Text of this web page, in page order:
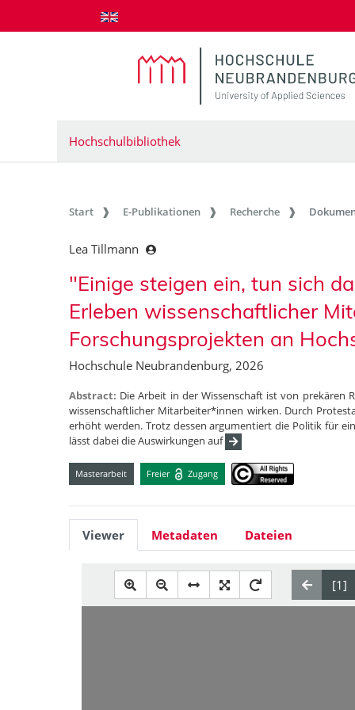
zum Inhalt springen
Hochschulbibliothek
Start E-Publikationen Recherche
Lea Tillmann
"Einige steigen ein, tun sich
Erleben wissenschaftlicher
Forschungsprojekten an
Hochschule Neubrandenburg, 2026
Abstract: Die Arbeit in der Wissenschaft ist von prekären
wissenschaftlicher Mitarbeiter*innen wirken. Durch
erhöht werden. Trotz dessen argumentiert die Politik für
lässt dabei die Auswirkungen auf
Masterarbeit Freier Zugang
Viewer Metadaten Dateien